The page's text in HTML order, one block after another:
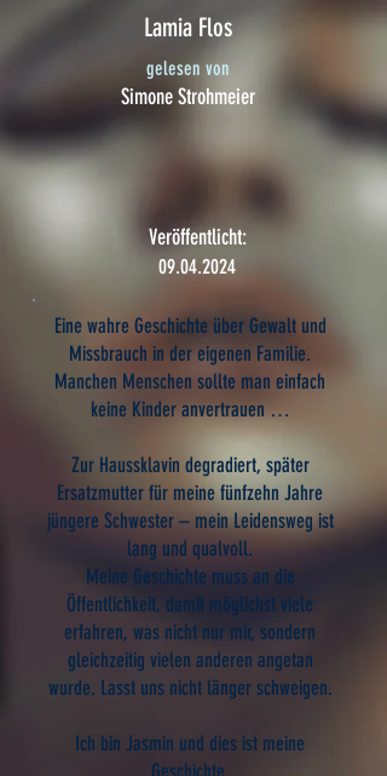
Lamia Flos
gelesen von
Simone Strohmeier
Veröffentlicht:
09.04.2024
Eine wahre Geschichte über Gewalt und
Missbrauch in der eigenen Familie.
Manchen Menschen sollte man einfach
keine Kinder anvertrauen …
Zur Haussklavin degradiert, später
Ersatzmutter für meine fünfzehn Jahre
jüngere Schwester – mein Leidensweg ist
lang und qualvoll.
Meine Geschichte muss an die
Öffentlichkeit, damit möglichst viele
erfahren, was nicht nur mir, sondern
gleichzeitig vielen anderen angetan
wurde. Lasst uns nicht länger schweigen.
Ich bin Jasmin und dies ist meine
Geschichte.